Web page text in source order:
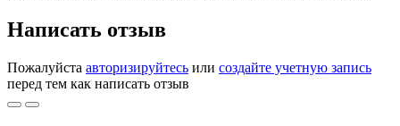
Написать отзыв
Пожалуйста авторизируйтесь или создайте учетную запись
перед тем как написать отзыв